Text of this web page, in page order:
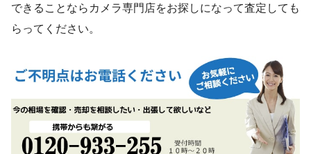
できることならカメラ専門店をお探しになって査定しても
らってください。